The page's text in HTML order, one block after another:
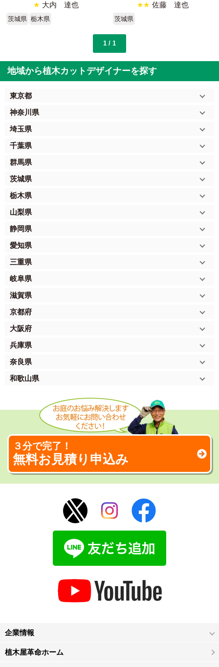
★ 大内 達也
茨城県 栃木県
★★ 佐藤 達也
茨城県
1 / 1
地域から植木カットデザイナーを探す
東京都
神奈川県
埼玉県
千葉県
群馬県
茨城県
栃木県
山梨県
静岡県
愛知県
三重県
岐阜県
滋賀県
京都府
大阪府
兵庫県
奈良県
和歌山県
３分で完了！
無料お見積り申込み
企業情報
植木屋革命ホーム